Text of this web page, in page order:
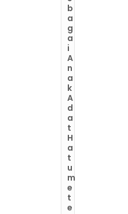
b
a
g
a
i
A
n
a
k
A
d
a
t
H
a
t
u
m
e
t
e